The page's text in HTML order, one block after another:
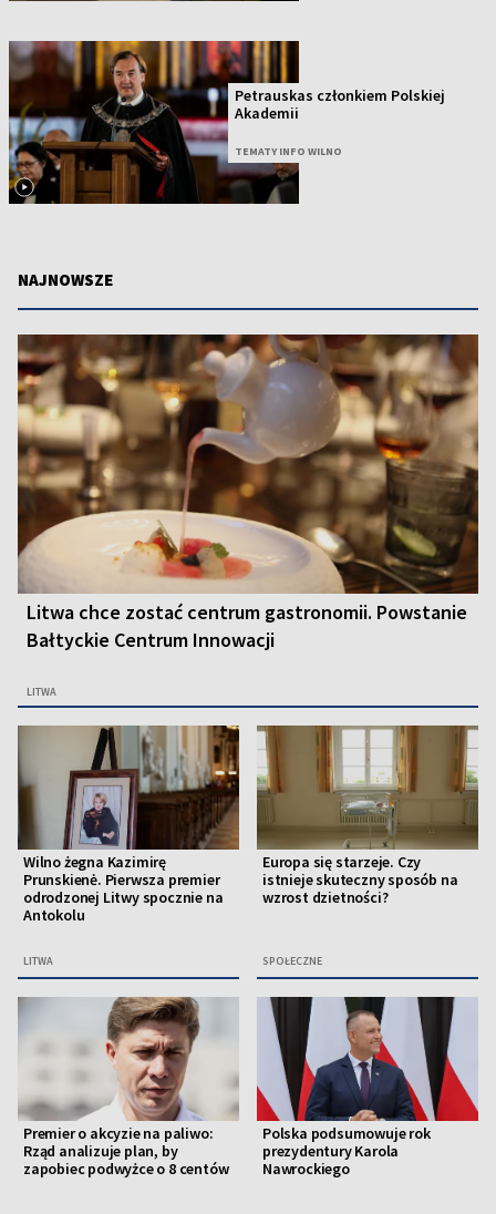
Petrauskas członkiem Polskiej
Akademii
TEMATY INFO WILNO
NAJNOWSZE
Litwa chce zostać centrum gastronomii. Powstanie
Bałtyckie Centrum Innowacji
LITWA
Wilno żegna Kazimirę
Prunskienė. Pierwsza premier
odrodzonej Litwy spocznie na
Antokolu
LITWA
Europa się starzeje. Czy
istnieje skuteczny sposób na
wzrost dzietności?
SPOŁECZNE
Premier o akcyzie na paliwo:
Rząd analizuje plan, by
zapobiec podwyżce o 8 centów
Polska podsumowuje rok
prezydentury Karola
Nawrockiego